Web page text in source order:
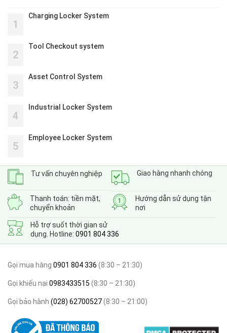
1
Charging Locker System
2
Tool Checkout system
3
Asset Control System
4
Industrial Locker System
5
Employee Locker System
Tư vấn chuyên nghiệp Giao hàng nhanh chóng
Thanh toán: tiền mặt,
chuyển khoản
Hướng dẫn sử dụng tận
nơi
Hỗ trợ suốt thời gian sử
dụng. Hotline: 0901 804 336
Gọi mua hàng 0901 804 336 (8:30 – 21:30)
Gọi khiếu nại 0983433515 (8:30 – 21:30)
Gọi bảo hành (028) 62700527(8:30 – 21:00)